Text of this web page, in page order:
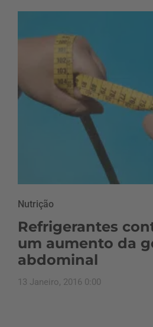
Nutrição
Refrigerantes
um aumento da
abdominal
13 Janeiro, 2016 0:00